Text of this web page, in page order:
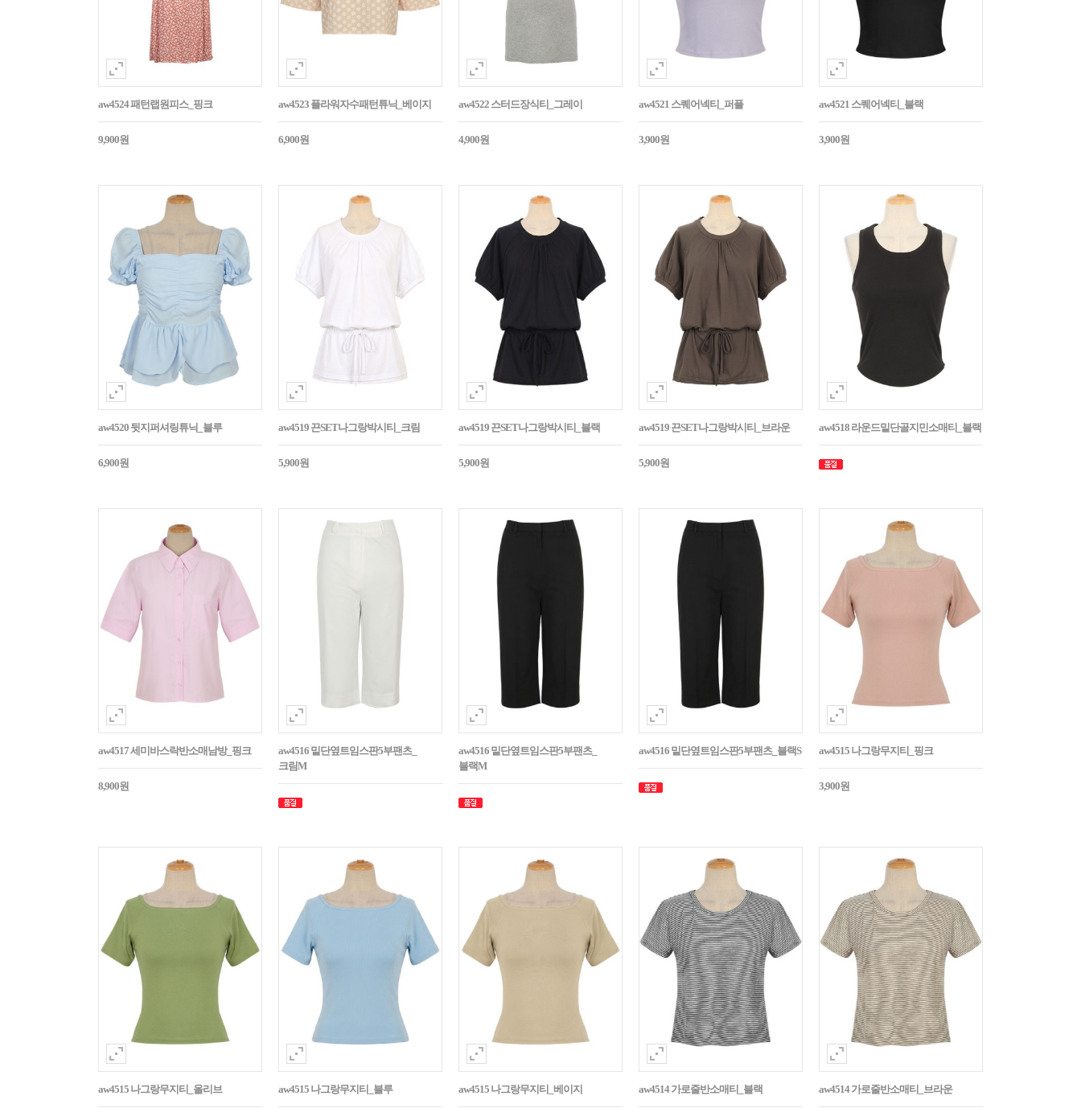
aw4524 패턴랩원피스_핑크
9,900원
aw4523 플라워자수패턴튜닉_베이지
6,900원
aw4522 스터드장식티_그레이
4,900원
aw4521 스퀘어넥티_퍼플
3,900원
aw4521 스퀘어넥티_블랙
3,900원
aw4520 뒷지퍼셔링튜닉_블루
6,900원
aw4519 끈SET나그랑박시티_크림
5,900원
aw4519 끈SET나그랑박시티_블랙
5,900원
aw4519 끈SET나그랑박시티_브라운
5,900원
aw4518 라운드밑단골지민소매티_블랙
aw4517 세미바스락반소매남방_핑크
8,900원
aw4516 밑단옆트임스판5부팬츠_
크림M
aw4516 밑단옆트임스판5부팬츠_
블랙M
aw4516 밑단옆트임스판5부팬츠_블랙S aw4515 나그랑무지티_핑크
3,900원
aw4515 나그랑무지티_올리브 aw4515 나그랑무지티_블루 aw4515 나그랑무지티_베이지 aw4514 가로줄반소매티_블랙 aw4514 가로줄반소매티_브라운